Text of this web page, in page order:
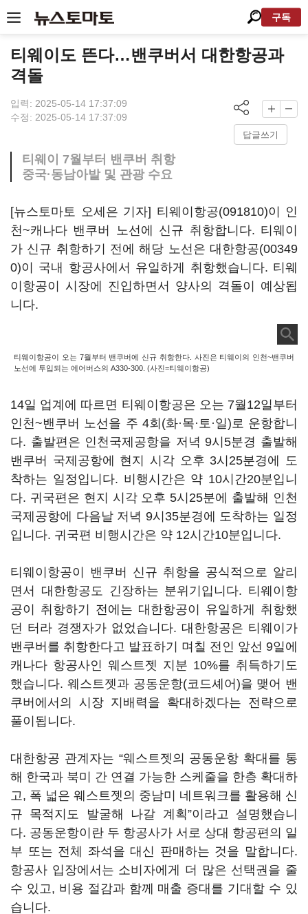
구독
티웨이도 뜬다…밴쿠버서 대한항공과
격돌
입력: 2025-05-14 17:37:09
수정: 2025-05-14 17:37:09
답글쓰기
티웨이 7월부터 밴쿠버 취항
중국·동남아발 및 관광 수요
[뉴스토마토 오세은 기자] 티웨이항공(091810)이 인
천~캐나다 밴쿠버 노선에 신규 취항합니다. 티웨이
가 신규 취항하기 전에 해당 노선은 대한항공(00349
0)이 국내 항공사에서 유일하게 취항했습니다. 티웨
이항공이 시장에 진입하면서 양사의 격돌이 예상됩
니다.
티웨이항공이 오는 7월부터 밴쿠버에 신규 취항한다. 사진은 티웨이의 인천~밴쿠버
노선에 투입되는 에어버스의 A330-300. (사진=티웨이항공)
14일 업계에 따르면 티웨이항공은 오는 7월12일부터
인천~밴쿠버 노선을 주 4회(화·목·토·일)로 운항합니
다. 출발편은 인천국제공항을 저녁 9시5분경 출발해
밴쿠버 국제공항에 현지 시각 오후 3시25분경에 도
착하는 일정입니다. 비행시간은 약 10시간20분입니
다. 귀국편은 현지 시각 오후 5시25분에 출발해 인천
국제공항에 다음날 저녁 9시35분경에 도착하는 일정
입니다. 귀국편 비행시간은 약 12시간10분입니다.
티웨이항공이 밴쿠버 신규 취항을 공식적으로 알리
면서 대한항공도 긴장하는 분위기입니다. 티웨이항
공이 취항하기 전에는 대한항공이 유일하게 취항했
던 터라 경쟁자가 없었습니다. 대한항공은 티웨이가
밴쿠버를 취항한다고 발표하기 며칠 전인 앞선 9일에
캐나다 항공사인 웨스트젯 지분 10%를 취득하기도
했습니다. 웨스트젯과 공동운항(코드셰어)을 맺어 밴
쿠버에서의 시장 지배력을 확대하겠다는 전략으로
풀이됩니다.
대한항공 관계자는 “웨스트젯의 공동운항 확대를 통
해 한국과 북미 간 연결 가능한 스케줄을 한층 확대하
고, 폭 넓은 웨스트젯의 중남미 네트워크를 활용해 신
규 목적지도 발굴해 나갈 계획”이라고 설명했습니
다. 공동운항이란 두 항공사가 서로 상대 항공편의 일
부 또는 전체 좌석을 대신 판매하는 것을 말합니다.
항공사 입장에서는 소비자에게 더 많은 선택권을 줄
수 있고, 비용 절감과 함께 매출 증대를 기대할 수 있
습니다.